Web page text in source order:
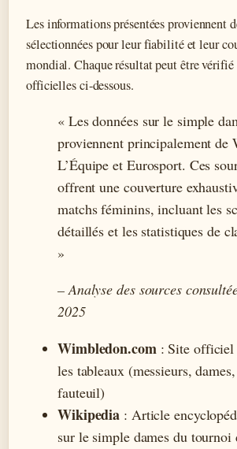
Les informations présentées proviennent
sélectionnées pour leur fiabilité et leur
mondial. Chaque résultat peut être vérifié
officielles ci-dessous.
« Les données sur le simple
proviennent principalement de
L’Équipe et Eurosport. Ces
offrent une couverture
matchs féminins, incluant les
détaillés et les statistiques de
»
– Analyse des sources
2025
Wimbledon.com: Site officiel
les tableaux (messieurs,
fauteuil)
Wikipedia : Article
sur le simple dames du